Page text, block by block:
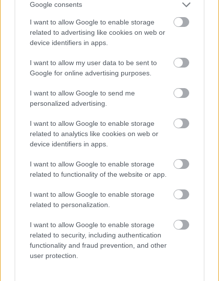
Google consents
I want to allow Google to enable storage
related to advertising like cookies on web or
device identifiers in apps.
I want to allow my user data to be sent to
Google for online advertising purposes.
I want to allow Google to send me
personalized advertising.
I want to allow Google to enable storage
related to analytics like cookies on web or
device identifiers in apps.
I want to allow Google to enable storage
related to functionality of the website or app.
I want to allow Google to enable storage
related to personalization.
I want to allow Google to enable storage
related to security, including authentication
functionality and fraud prevention, and other
user protection.
Meccs Center
Paris Saint-Germainvs
Manchester United
Felkészülési szezon 4. mérkőzés
Nya Ullevi, Göteborg
Leeds Unitedvs Manchester United2026-08-12 20:30
AC Milan vsManchester United 2026-08-15 18:00